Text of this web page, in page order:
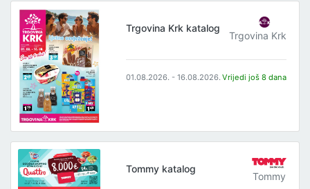
Trgovina Krk katalog
Trgovina Krk
01.08.2026. - 16.08.2026. Vrijedi još 8 dana
Tommy katalog
Tommy